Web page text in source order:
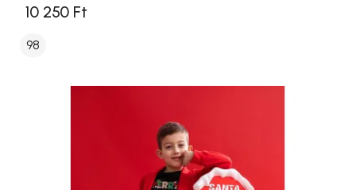
10 250 Ft
98